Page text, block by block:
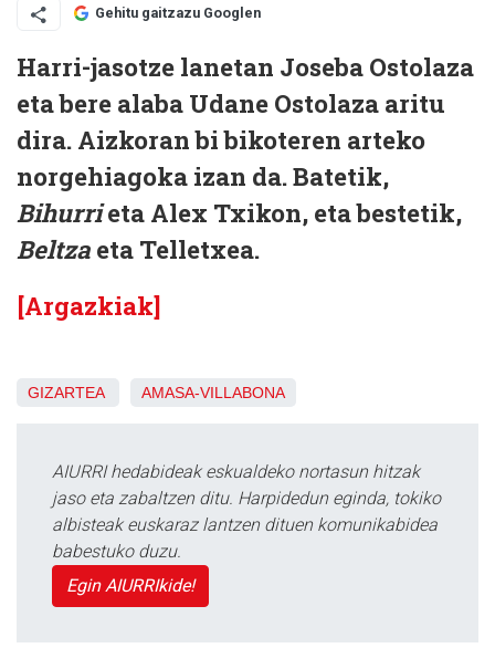
Gehitu gaitzazu Googlen
Harri-jasotze lanetan Joseba Ostolaza
eta bere alaba Udane Ostolaza aritu
dira. Aizkoran bi bikoteren arteko
norgehiagoka izan da. Batetik,
Bihurrieta Alex Txikon, eta bestetik,
Beltza eta Telletxea.
[Argazkiak]
GIZARTEA AMASA-VILLABONA
AIURRI hedabideak eskualdeko nortasun hitzak
jaso eta zabaltzen ditu. Harpidedun eginda, tokiko
albisteak euskaraz lantzen dituen komunikabidea
babestuko duzu.
Egin AIURRIkide!